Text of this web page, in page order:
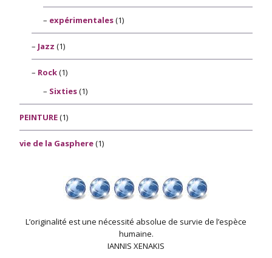
expérimentales(1)
Jazz (1)
Rock(1)
Sixties(1)
PEINTURE(1)
vie de la Gasphere(1)
L’originalité est une nécessité absolue de survie de l’espèce
humaine.
IANNIS XENAKIS